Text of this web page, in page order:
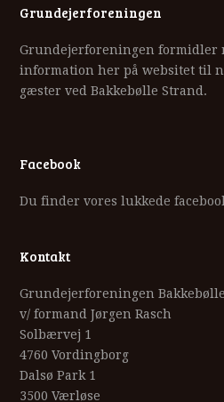
Grundejerforeningen
Grundejerforeningen formidler
information her på websitet til
gæster ved Bakkebølle Strand.
Facebook
Du finder vores lukkede
Kontakt
Grundejerforeningen
v/ formand Jørgen Rasch
Solbærvej 1
4760 Vordingborg
Dalsø Park 1
3500 Værløse